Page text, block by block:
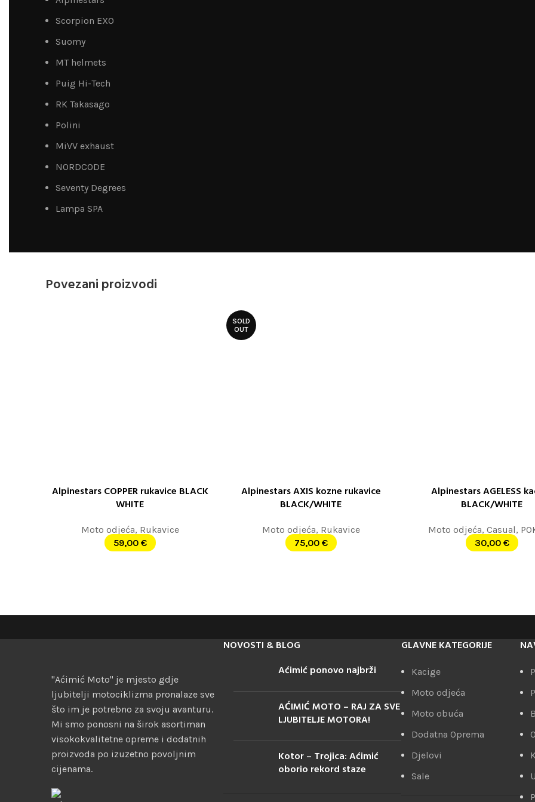
Scorpion EXO
Suomy
MT helmets
Puig Hi-Tech
RK Takasago
Polini
MiVV exhaust
NORDCODE
Seventy Degrees
Lampa SPA
Povezani proizvodi
ODABERITE OPCIJE
Alpinestars COPPER rukavice BLACK
WHITE
Moto odjeća, Rukavice
59,00 €
SOLD
OUT
ODABERITE OPCIJE
Alpinestars AXIS kozne rukavice
BLACK/WHITE
Moto odjeća, Rukavice
75,00 €
ODABERITE OPCIJE
Alpinestars AGELESS
BLACK/WHITE
Moto odjeća, Casual,
30,00 €
"Aćimić Moto" je mjesto gdje
ljubitelji motociklizma pronalaze sve
što im je potrebno za svoju avanturu.
Mi smo ponosni na širok asortiman
visokokvalitetne opreme i dodatnih
proizvoda po izuzetno povoljnim
cijenama.
NOVOSTI & BLOG
Aćimić ponovo najbrži
AĆIMIĆ MOTO – RAJ ZA SVE
LJUBITELJE MOTORA!
Kotor – Trojica: Aćimić
oborio rekord staze
GLAVNE KATEGORIJE
Kacige
Moto odjeća
Moto obuća
Dodatna Oprema
Djelovi
Sale